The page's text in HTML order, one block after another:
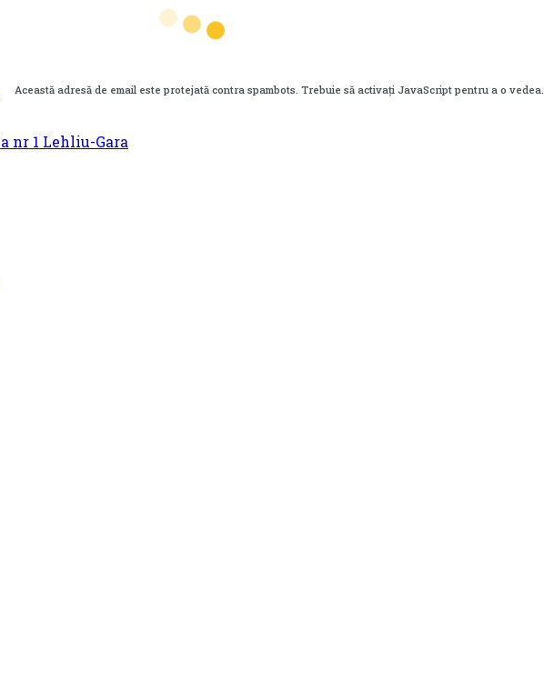
Această adresă de email este protejată contra spambots. Trebuie să activați JavaScript pentru a o vedea.